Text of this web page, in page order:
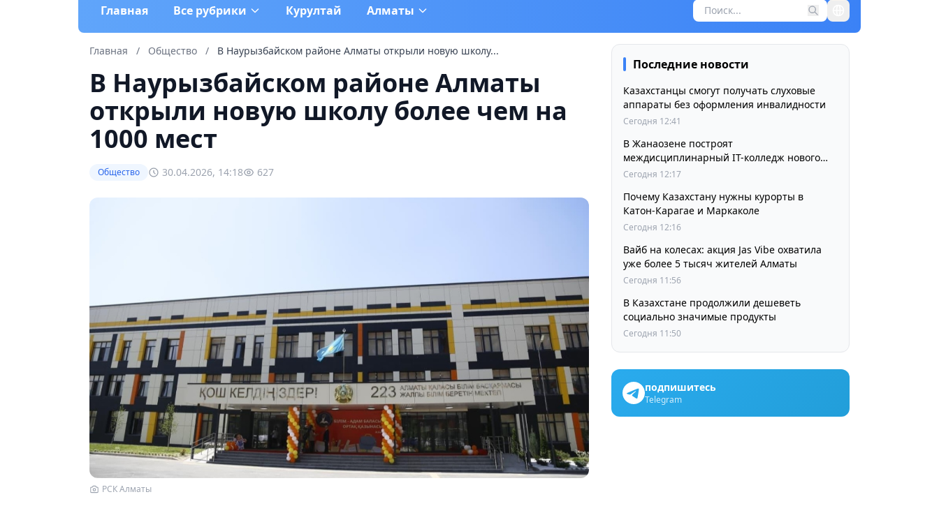
Главная Все рубрики Курултай Алматы
Главная / Общество / В Наурызбайском районе Алматы открыли новую школу...
В Наурызбайском районе Алматы
открыли новую школу более чем на
1000 мест
Общество 30.04.2026, 14:18 627
РСК Алматы
Последние новости
Казахстанцы смогут получать слуховые
аппараты без оформления инвалидности
Сегодня 12:41
В Жанаозене построят
междисциплинарный IT-колледж нового
поколения
Сегодня 12:17
Почему Казахстану нужны курорты в
Катон-Карагае и Маркаколе
Сегодня 12:16
Вайб на колесах: акция Jas Vibe охватила
уже более 5 тысяч жителей Алматы
Сегодня 11:56
В Казахстане продолжили дешеветь
социально значимые продукты
Сегодня 11:50
подпишитесь
Telegram